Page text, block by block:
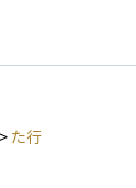
> た行